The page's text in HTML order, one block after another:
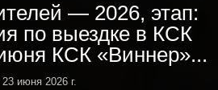
— 2026, этап:
по выездке в КСК
КСК «Виннер»...
23 июня 2026 г.